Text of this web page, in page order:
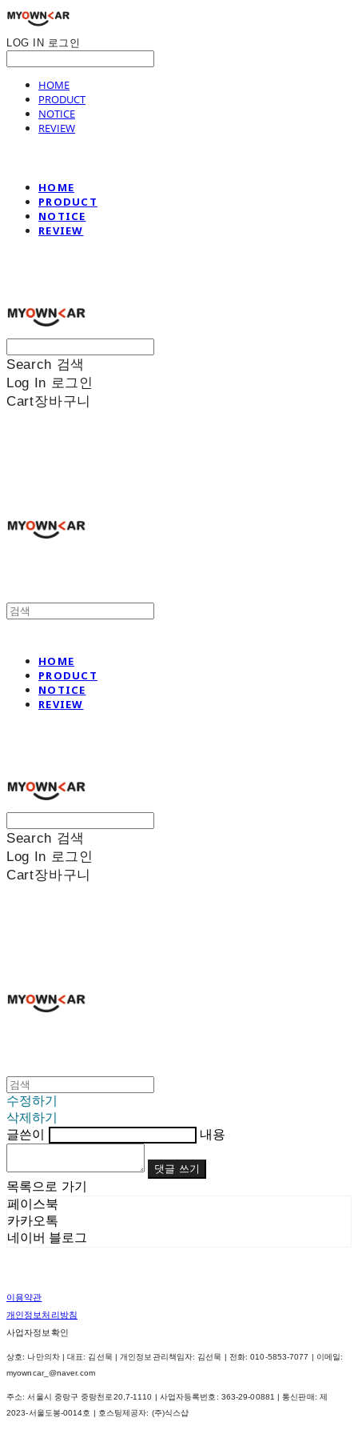
LOG IN 로그인
HOME
PRODUCT
NOTICE
REVIEW
HOME
PRODUCT
NOTICE
REVIEW
Search 검색
Log In 로그인
Cart장바구니
HOME
PRODUCT
NOTICE
REVIEW
Search 검색
Log In 로그인
Cart장바구니
수정하기
삭제하기
글쓴이
내용
댓글 쓰기
목록으로 가기
페이스북
카카오톡
네이버 블로그
이용약관
개인정보처리방침
사업자정보확인
상호: 나만의차 | 대표: 김선묵 | 개인정보관리책임자: 김선묵 | 전화: 010-5853-7077 | 이메일:
myowncar_@naver.com
주소: 서울시 중랑구 중랑천로20,7-1110 | 사업자등록번호: 363-29-00881 | 통신판매: 제
2023-서울도봉-0014호
| 호스팅제공자: (주)식스샵